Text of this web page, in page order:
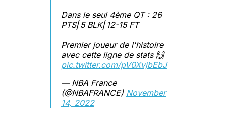
Dans le seul 4ème QT : 26
PTS⎜5 BLK⎜12-15 FT
Premier joueur de l'histoire
avec cette ligne de stats 🙌
pic.twitter.com/pV0XvjbEbJ
— NBA France
(@NBAFRANCE) November
14, 2022